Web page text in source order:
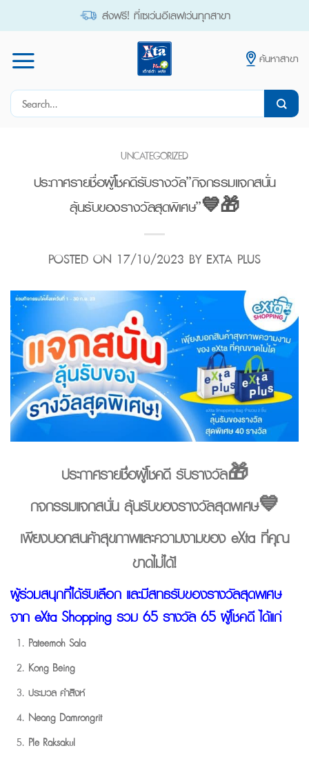
ส่งฟรี! ที่เซเว่นอีเลฟเว่นทุกสาขา
ค้นหาสาขา
Search
UNCATEGORIZED
ประกาศรายชื่อผู้โชคดีรับรางวัล”กิจกรรมแจกสนั่น
ลุ้นรับของรางวัลสุดพิเศษ”💙🎁
POSTED ON 17/10/2023 BY EXTA PLUS
ประกาศรายชื่อผู้โชคดี รับรางวัล🎁
กิจกรรมแจกสนั่น ลุ้นรับของรางวัลสุดพิเศษ💙
เพียงบอกสินค้าสุขภาพและความงามของ eXta ที่คุณ
ขาดไม่ได้!
ผู้ร่วมสนุกที่ได้รับเลือก และมีสิทธิรับของรางวัลสุดพิเศษ
จาก eXta Shopping รวม 65 รางวัล 65 ผู้โชคดี ได้แก่
Pateemoh Sala
Kong Being
ประมวล คำสิงห์
Neang Damrongrit
Ple Raksakul